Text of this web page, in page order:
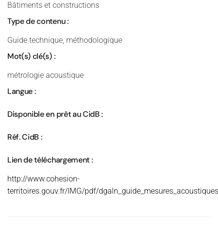
Bâtiments et constructions
Type de contenu :
Guide technique, méthodologique
Mot(s) clé(s) :
métrologie acoustique
Langue :
Disponible en prêt au CidB :
Réf. CidB :
Lien de téléchargement :
http://www.cohesion-
territoires.gouv.fr/IMG/pdf/